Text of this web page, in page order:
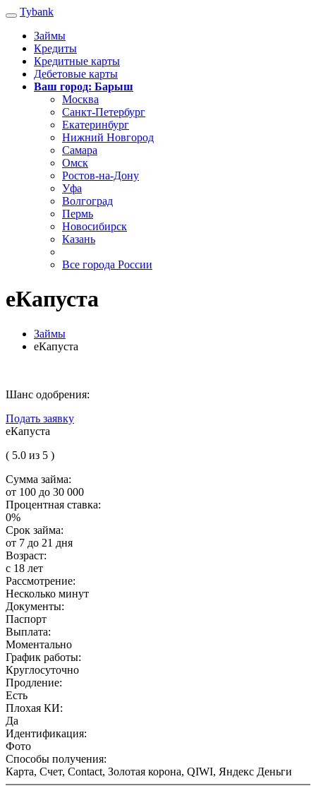
Tybank
Займы
Кредиты
Кредитные карты
Дебетовые карты
Ваш город: Барыш
Москва
Санкт-Петербург
Екатеринбург
Нижний Новгород
Самара
Омск
Ростов-на-Дону
Уфа
Волгоград
Пермь
Новосибирск
Казань
Все города России
еКапуста
Займы
еКапуста
Шанс одобрения:
Подать заявку
еКапуста
( 5.0 из 5 )
Сумма займа:
от 100 до 30 000
Процентная ставка:
0%
Срок займа:
от 7 до 21 дня
Возраст:
с 18 лет
Рассмотрение:
Несколько минут
Документы:
Паспорт
Выплата:
Моментально
График работы:
Круглосуточно
Продление:
Есть
Плохая КИ:
Да
Идентификация:
Фото
Способы получения:
Карта, Счет, Contact, Золотая корона, QIWI, Яндекс Деньги